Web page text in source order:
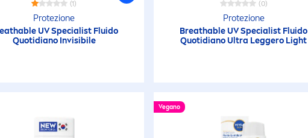
(1)
Protezione
UV Specialist Fluido
Quotidiano Invisibile
(0)
Protezione
Breathable UV Specialist Fluido
Quotidiano Ultra Leggero Light
Vegano